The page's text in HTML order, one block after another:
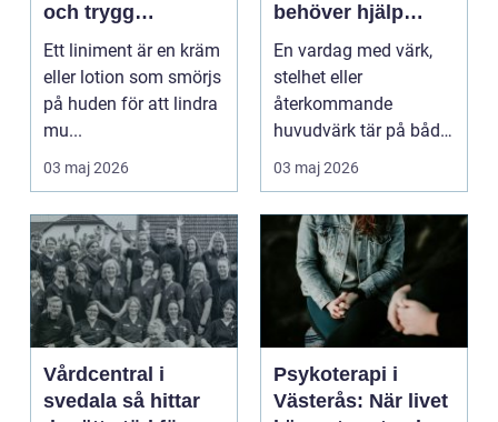
och trygg
användning
Ett liniment är en kräm
eller lotion som smörjs
på huden för att lindra
mu...
03 maj 2026
behöver hjälp
tillbaka
En vardag med värk,
stelhet eller
återkommande
huvudvärk tär på både
ork och humör. Många
går länge ...
03 maj 2026
Vårdcentral i
svedala så hittar
Psykoterapi i
Västerås: När livet